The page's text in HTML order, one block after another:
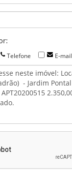
Telefone E-mail